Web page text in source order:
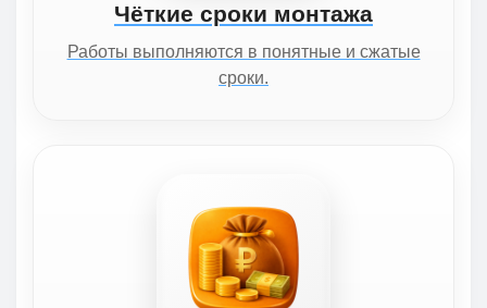
Чёткие сроки монтажа
Работы выполняются в понятные и сжатые
сроки.